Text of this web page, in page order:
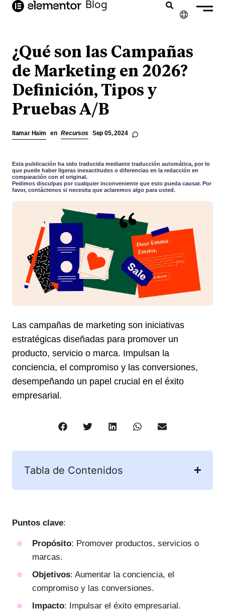
contenido Blog
ENGLISH
FRANÇAIS
NEDERLANDS
¿Qué son las Campañas
de Marketing en 2026?
Definición, Tipos y
Pruebas A/B
Itamar Haim en Recursos Sep 05, 2024
Esta publicación ha sido traducida mediante traducción automática, por lo
que puede haber ligeras inexactitudes o diferencias en la redacción en
comparación con el original.
Pedimos disculpas por cualquier inconveniente que esto pueda causar. Por
favor, contáctenos si necesita que aclaremos algo para usted.
Las campañas de marketing son iniciativas
estratégicas diseñadas para promover un
producto, servicio o marca. Impulsan la
conciencia, el compromiso y las conversiones,
desempeñando un papel crucial en el éxito
empresarial.
Tabla de Contenidos
Puntos clave:
Propósito: Promover productos, servicios o
marcas.
Objetivos: Aumentar la conciencia, el
compromiso y las conversiones.
Impacto: Impulsar el éxito empresarial.